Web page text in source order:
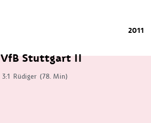
2011
VfB Stuttgart II
3:1 Rüdiger (78. Min)